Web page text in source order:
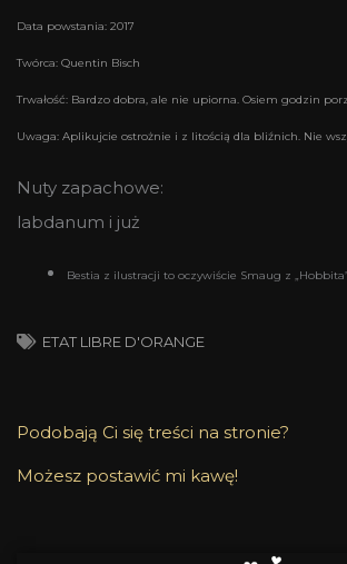
Data powstania: 2017
Twórca: Quentin Bisch
Trwałość: Bardzo dobra, ale nie upiorna. Osiem godzin
Uwaga: Aplikujcie ostrożnie i z litością dla bliźnich. Nie
Nuty zapachowe:
labdanum i już
Bestia z ilustracji to oczywiście Smaug z
ETAT LIBRE D'ORANGE
Podobają Ci się treści na stronie?
Możesz postawić mi kawę!